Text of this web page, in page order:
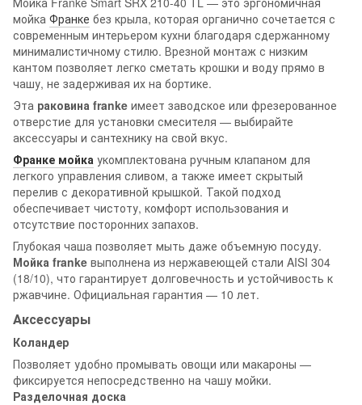
мойка Франке без крыла, которая органично сочетается с
современным интерьером кухни благодаря сдержанному
минималистичному стилю. Врезной монтаж с низким
кантом позволяет легко сметать крошки и воду прямо в
чашу, не задерживая их на бортике.
Эта раковина franke имеет заводское или фрезерованное
отверстие для установки смесителя — выбирайте
аксессуары и сантехнику на свой вкус.
Франке мойка укомплектована ручным клапаном для
легкого управления сливом, а также имеет скрытый
перелив с декоративной крышкой. Такой подход
обеспечивает чистоту, комфорт использования и
отсутствие посторонних запахов.
Глубокая чаша позволяет мыть даже объемную посуду.
Мойка franke выполнена из нержавеющей стали AISI 304
(18/10), что гарантирует долговечность и устойчивость к
ржавчине. Официальная гарантия — 10 лет.
Аксессуары
Коландер
Позволяет удобно промывать овощи или макароны —
фиксируется непосредственно на чашу мойки.
Разделочная доска